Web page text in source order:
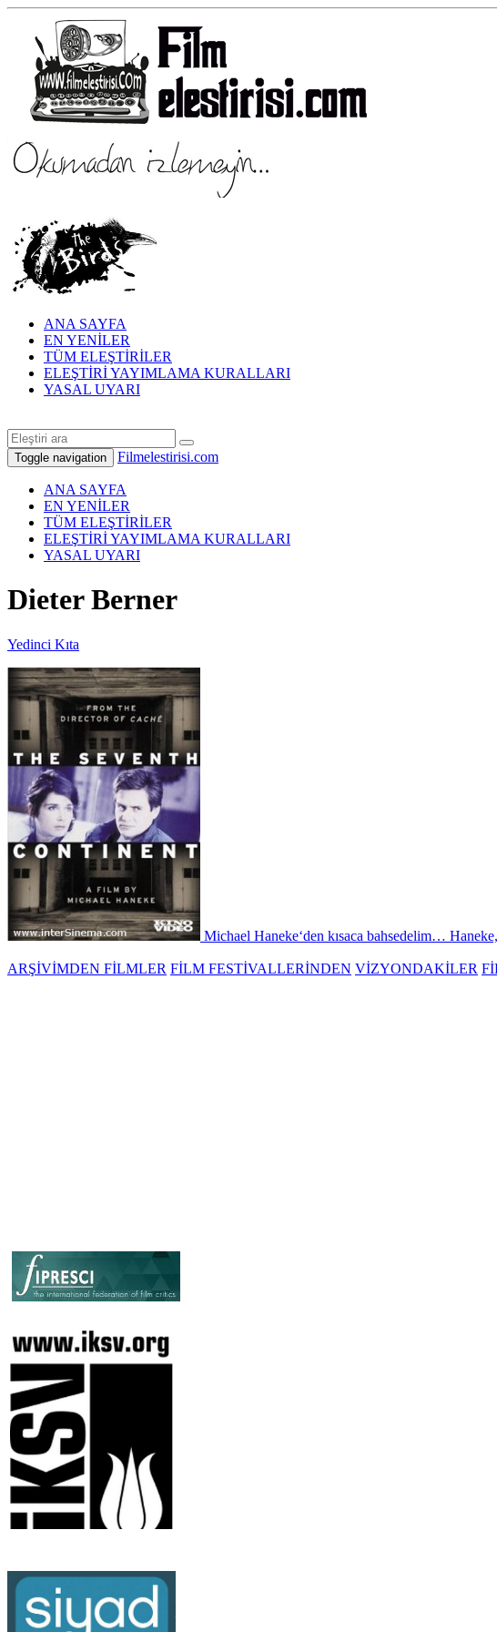
ANA SAYFA
EN YENİLER
TÜM ELEŞTİRİLER
ELEŞTİRİ YAYIMLAMA KURALLARI
YASAL UYARI
Toggle navigation Filmelestirisi.com
ANA SAYFA
EN YENİLER
TÜM ELEŞTİRİLER
ELEŞTİRİ YAYIMLAMA KURALLARI
YASAL UYARI
Dieter Berner
Yedinci Kıta
Michael Haneke‘den kısaca bahsedelim…
ARŞİVİMDEN FİLMLER FİLM FESTİVALLERİNDEN VİZYONDAKİLER